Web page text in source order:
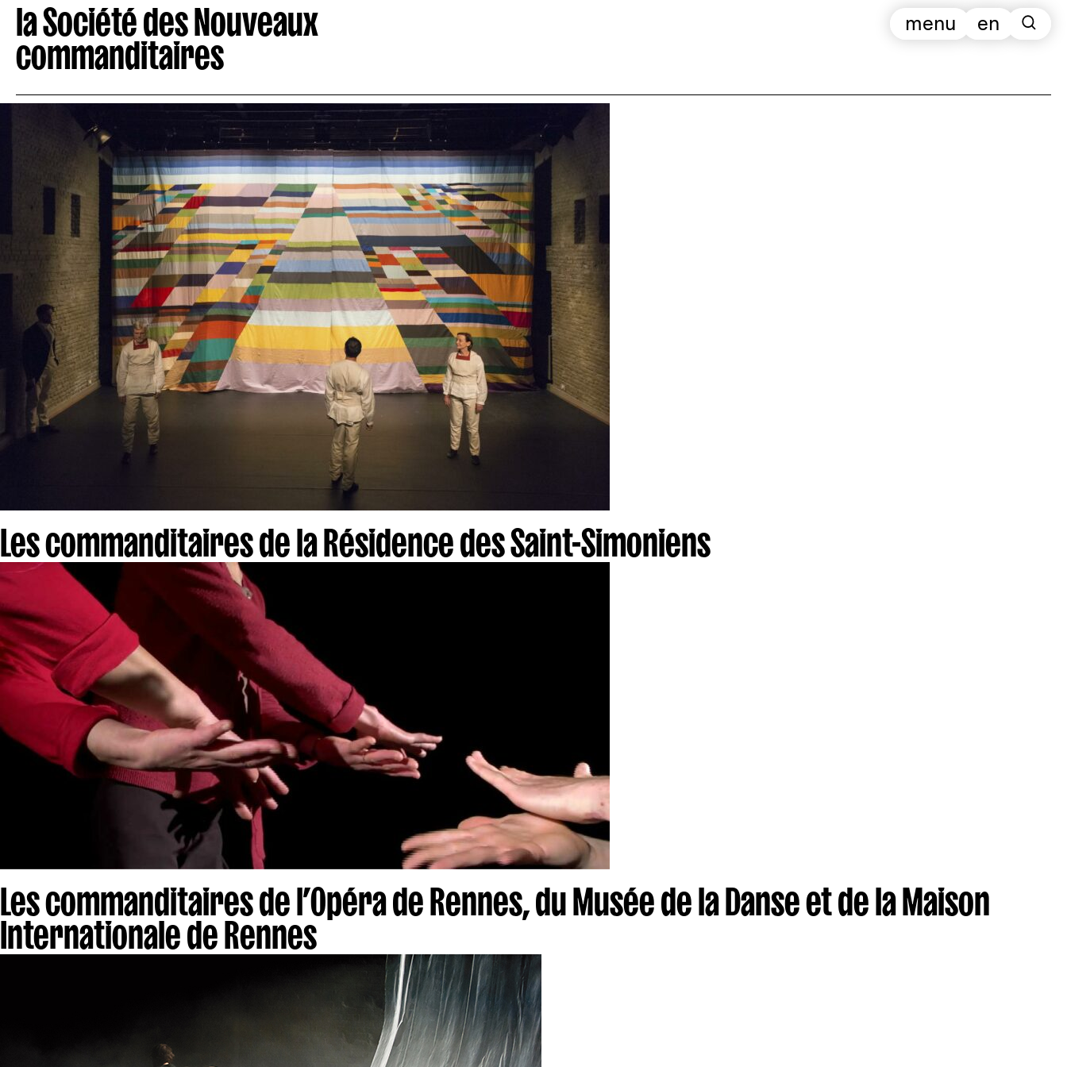
la Société des Nouveaux
commanditaires
en
menu
Les commanditaires de la Résidence des Saint-Simoniens
Les commanditaires de l’Opéra de Rennes, du Musée de la Danse et de la Maison
Internationale de Rennes